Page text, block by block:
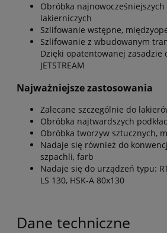
Obróbka
lakierniczych
Szlifowanie wstępne,
Szlifowanie z wbudowanym
Dzięki opatentowanej zasadzie
JETSTREAM
Najważniejsze zastosowania
Zalecane szczególnie do
Obróbka najtwardszych
Obróbka tworzyw sztucznych,
Nadaje się również do
szpachli, farb
Nadaje się do urządzeń typu:
LS 130, HSK-A 80x130
Dane techniczne